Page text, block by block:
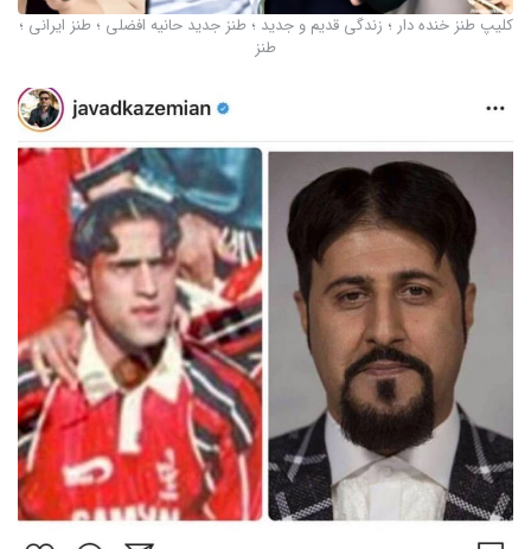
کلیپ طنز خنده دار ؛ زندگی قدیم و جدید ؛ طنز جدید حانیه افضلی ؛ طنز ایرانی ؛
طنز